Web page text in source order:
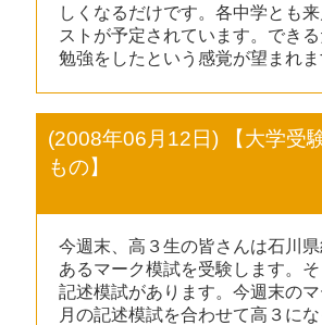
しくなるだけです。各中学とも
ストが予定されています。でき
勉強をしたという感覚が望まれま
(2008年06月12日) 【大学受
もの】
今週末、高３生の皆さんは石川
あるマーク模試を受験します。
記述模試があります。今週末の
月の記述模試を合わせて高３に